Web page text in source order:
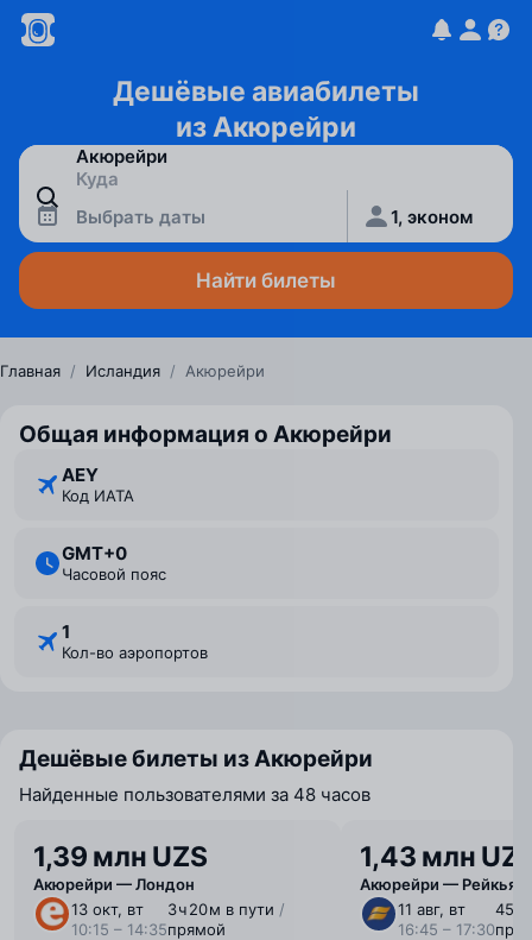
Дешёвые авиабилеты
из Акюрейри
Выбрать даты 1, эконом
Найти билеты
Главная / Исландия / Акюрейри
Общая информация о Акюрейри
AEY
Код ИАТА
GMT+0
Часовой пояс
1
Кол-во аэропортов
Дешёвые билеты из Акюрейри
Найденные пользователями за 48 часов
1,39 млн UZS
Акюрейри — Лондон
13 окт, вт
10:15 – 14:35
3 ⁠ч 20 ⁠м в пути /
прямой
1,43 млн
Акюрейри —
11 авг, вт
16:45 – 17:30
45